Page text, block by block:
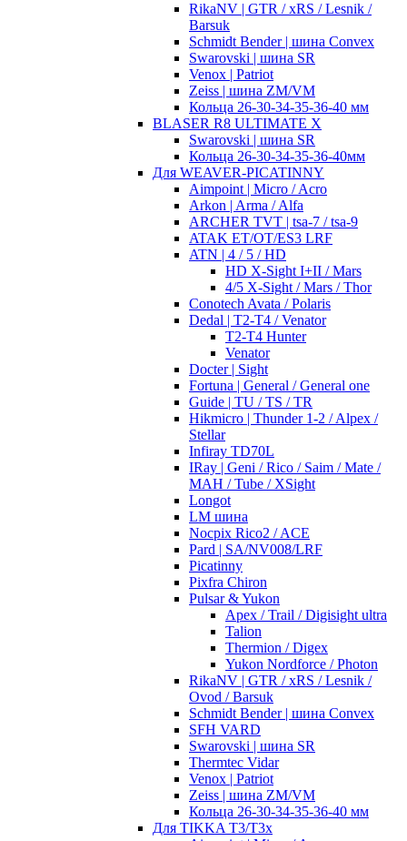
RikaNV | GTR / xRS / Lesnik /
Barsuk
Schmidt Bender | шина Convex
Swarovski | шина SR
Venox | Patriot
Zeiss | шина ZM/VM
Кольца 26-30-34-35-36-40 мм
BLASER R8 ULTIMATE X
Swarovski | шина SR
Кольца 26-30-34-35-36-40мм
Для WEAVER-PICATINNY
Aimpoint | Micro / Acro
Arkon | Arma / Alfa
ARCHER TVT | tsa-7 / tsa-9
ATAK ET/OT/ES3 LRF
ATN | 4 / 5 / HD
HD X-Sight I+II / Mars
4/5 X-Sight / Mars / Thor
Conotech Avata / Polaris
Dedal | T2-T4 / Venator
T2-T4 Hunter
Venator
Docter | Sight
Fortuna | General / General one
Guide | TU / TS / TR
Hikmicro | Thunder 1-2 / Alpex /
Stellar
Infiray TD70L
IRay | Geni / Rico / Saim / Mate /
MAH / Tube / XSight
Longot
LM шина
Nocpix Rico2 / ACE
Pard | SA/NV008/LRF
Picatinny
Pixfra Chiron
Pulsar & Yukon
Apex / Trail / Digisight ultra
Talion
Thermion / Digex
Yukon Nordforce / Photon
RikaNV | GTR / xRS / Lesnik /
Ovod / Barsuk
Schmidt Bender | шина Convex
SFH VARD
Swarovski | шина SR
Thermtec Vidar
Venox | Patriot
Zeiss | шина ZM/VM
Кольца 26-30-34-35-36-40 мм
Для TIKKA T3/T3x